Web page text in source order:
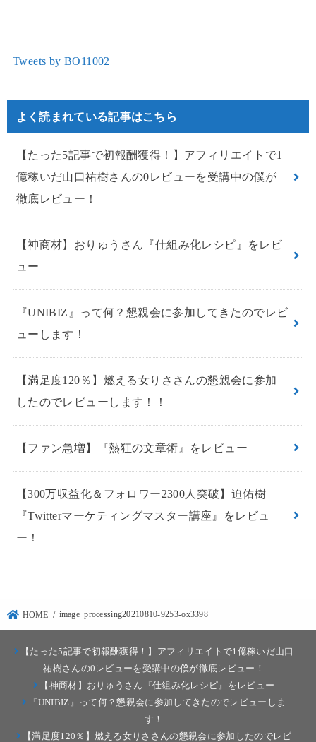
Tweets by BO11002
よく読まれている記事はこちら
【たった5記事で初報酬獲得！】アフィリエイトで1
億稼いだ山口祐樹さんの0レビューを受講中の僕が
徹底レビュー！
【神商材】おりゅうさん『仕組み化レシピ』をレビ
ュー
『UNIBIZ』って何？懇親会に参加してきたのでレビ
ューします！
【満足度120％】燃える女りささんの懇親会に参加
したのでレビューします！！
【ファン急増】『熱狂の文章術』をレビュー
【300万収益化＆フォロワー2300人突破】迫佑樹
『Twitterマーケティングマスター講座』をレビュ
ー！
HOME image_processing20210810-9253-ox3398
【たった5記事で初報酬獲得！】アフィリエイトで1億稼いだ山口
祐樹さんの0レビューを受講中の僕が徹底レビュー！
【神商材】おりゅうさん『仕組み化レシピ』をレビュー
『UNIBIZ』って何？懇親会に参加してきたのでレビューしま
す！
【満足度120％】燃える女りささんの懇親会に参加したのでレビ